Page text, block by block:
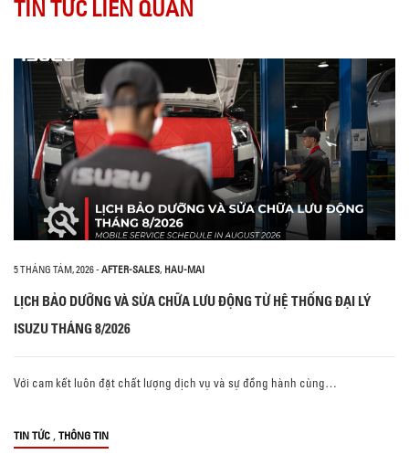
TIN TỨC LIÊN QUAN
5 THÁNG TÁM, 2026- AFTER-SALES, HAU-MAI
LỊCH BẢO DƯỠNG VÀ SỬA CHỮA LƯU ĐỘNG TỪ HỆ THỐNG ĐẠI LÝ
ISUZU THÁNG 8/2026
Với cam kết luôn đặt chất lượng dịch vụ và sự đồng hành cùng…
TIN TỨC , THÔNG TIN